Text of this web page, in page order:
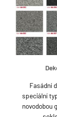
Fasádní
speciální
novodobou